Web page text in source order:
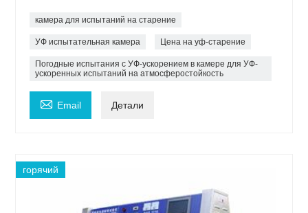
камера для испытаний на старение
УФ испытательная камера Цена на уф-старение
Погодные испытания с УФ-ускорением в камере для УФ-
ускоренных испытаний на атмосферостойкость
 Email Детали
горячий